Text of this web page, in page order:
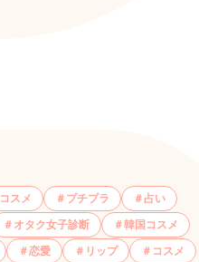
スメ プチプラ 占い
オタク女子診断 韓国コスメ
恋愛 リップ コスメ